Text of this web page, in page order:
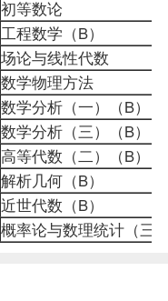
初等数论
工程数学（B）
场论与线性代数
数学物理方法
数学分析（一）（B）
数学分析（三）（B）
高等代数（二）（B）
解析几何（B）
近世代数（B）
概率论与数理统计（